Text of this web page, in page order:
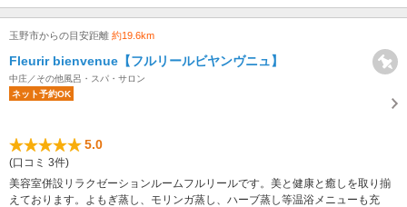
玉野市からの目安距離 約19.6km
Fleurir bienvenue【フルリールビヤンヴニュ】
中庄／その他風呂・スパ・サロン
ネット予約OK
5.0
(口コミ 3件)
美容室併設リラクゼーションルームフルリールです。美と健康と癒しを取り揃
えております。よもぎ蒸し、モリンガ蒸し、ハーブ蒸し等温浴メニューも充